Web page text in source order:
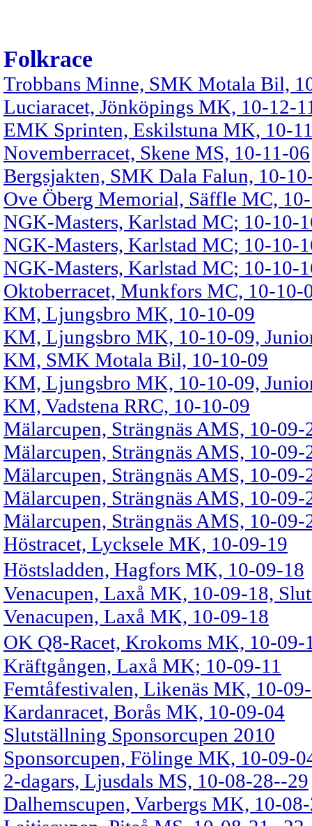
Folkrace
Trobbans Minne, SMK Motala Bil,
Luciaracet, Jönköpings MK, 10-12-
EMK Sprinten, Eskilstuna MK, 10-
Novemberracet, Skene MS, 10-11-06
Bergsjakten, SMK Dala Falun, 10-
Ove Öberg Memorial, Säffle MC,
NGK-Masters, Karlstad MC; 10-10-
NGK-Masters, Karlstad MC; 10-10-
NGK-Masters, Karlstad MC; 10-10-
Oktoberracet, Munkfors MC, 10-10-
KM, Ljungsbro MK, 10-10-09
KM, Ljungsbro MK, 10-10-09,
KM, SMK Motala Bil, 10-10-09
KM, Ljungsbro MK, 10-10-09,
KM, Vadstena RRC, 10-10-09
Mälarcupen, Strängnäs AMS, 10-09-
Mälarcupen, Strängnäs AMS, 10-
Mälarcupen, Strängnäs AMS, 10-
Mälarcupen, Strängnäs AMS, 10-
Mälarcupen, Strängnäs AMS, 10-09-
Höstracet, Lycksele MK, 10-09-19
Höstsladden, Hagfors MK, 10-09-18
Venacupen, Laxå MK, 10-09-18,
Venacupen, Laxå MK, 10-09-18
OK Q8-Racet, Krokoms MK, 10-09-
Kräftgången, Laxå MK; 10-09-11
Femtåfestivalen, Likenäs MK, 10-
Kardanracet, Borås MK, 10-09-04
Slutställning Sponsorcupen 2010
Sponsorcupen, Fölinge MK, 10-09-
2-dagars, Ljusdals MS, 10-08-28--29
Dalhemscupen, Varbergs MK, 10-